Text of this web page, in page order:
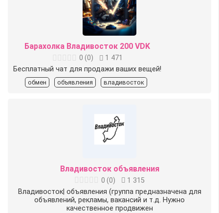
Барахолка Владивосток 200 VDK
0 (0)
1 471
Бесплатный чат для продажи ваших вещей!
обмен объявления владивосток
Владивосток объявления
0 (0)
1 315
Владивосток| объявления (группа предназначена для
объявлений, рекламы, вакансий и т.д. Нужно
качественное продвижен